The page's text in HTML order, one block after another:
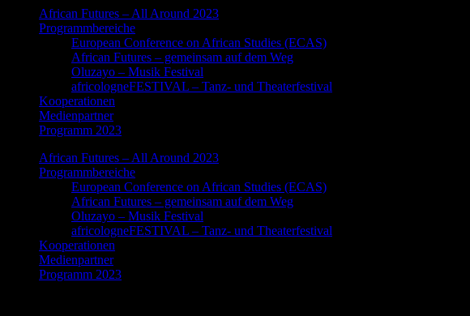
African Futures – All Around 2023
Programmbereiche
European Conference on African Studies (ECAS)
African Futures – gemeinsam auf dem Weg
Oluzayo – Musik Festival
africologneFESTIVAL – Tanz- und Theaterfestival
Kooperationen
Medienpartner
Programm 2023
African Futures – All Around 2023
Programmbereiche
European Conference on African Studies (ECAS)
African Futures – gemeinsam auf dem Weg
Oluzayo – Musik Festival
africologneFESTIVAL – Tanz- und Theaterfestival
Kooperationen
Medienpartner
Programm 2023